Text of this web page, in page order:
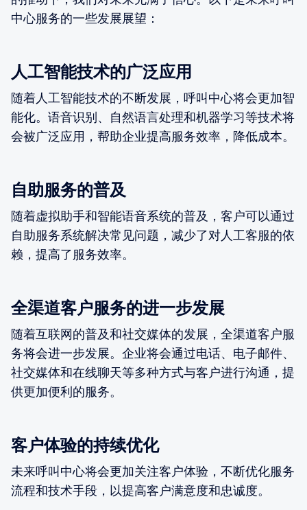
中心服务的一些发展展望：
人工智能技术的广泛应用
随着人工智能技术的不断发展，呼叫中心将会更加智
能化。语音识别、自然语言处理和机器学习等技术将
会被广泛应用，帮助企业提高服务效率，降低成本。
自助服务的普及
随着虚拟助手和智能语音系统的普及，客户可以通过
自助服务系统解决常见问题，减少了对人工客服的依
赖，提高了服务效率。
全渠道客户服务的进一步发展
随着互联网的普及和社交媒体的发展，全渠道客户服
务将会进一步发展。企业将会通过电话、电子邮件、
社交媒体和在线聊天等多种方式与客户进行沟通，提
供更加便利的服务。
客户体验的持续优化
未来呼叫中心将会更加关注客户体验，不断优化服务
流程和技术手段，以提高客户满意度和忠诚度。